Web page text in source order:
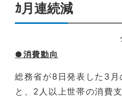
ｶ月連続減
●消費動向
総務省が8日発表した3月
と、2人以上世帯の消費